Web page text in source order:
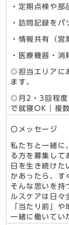
・定期点検や部
・訪問記録をパ
・情報共有（営
・医療機器・消
◎担当エリアに
ます。
◎月2・3回程度
で就寝OK｜複
〇メッセージ
私たちと一緒に
る方を募集して
日を生き続け
かあったら、す
そんな思いを持
ルスケアは日々
「当たり前」
一緒に働いてい